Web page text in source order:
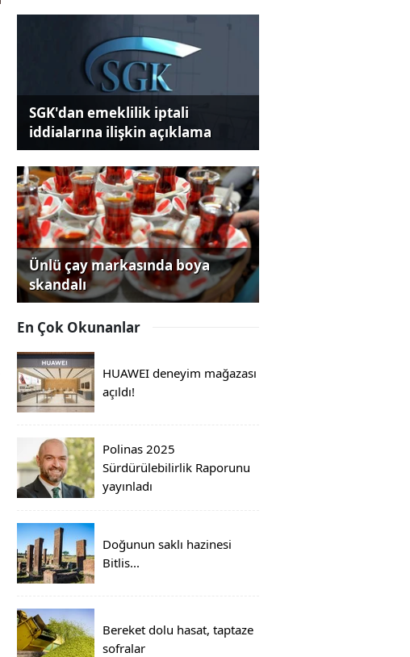
SGK'dan emeklilik iptali
iddialarına ilişkin açıklama
Ünlü çay markasında boya
skandalı
En Çok Okunanlar
HUAWEI deneyim mağazası
açıldı!
Polinas 2025
Sürdürülebilirlik Raporunu
yayınladı
Doğunun saklı hazinesi
Bitlis...
Bereket dolu hasat, taptaze
sofralar